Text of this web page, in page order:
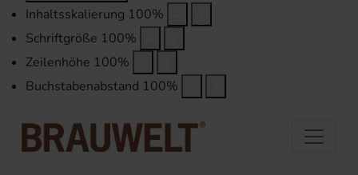
Inhaltsskalierung 100%
Schriftgröße 100%
Zeilenhöhe 100%
Buchstabenabstand 100%